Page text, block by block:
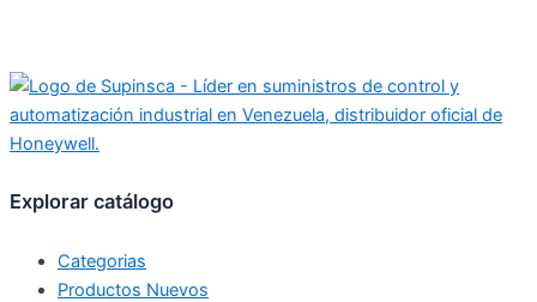
Explorar catálogo
Categorias
Productos Nuevos